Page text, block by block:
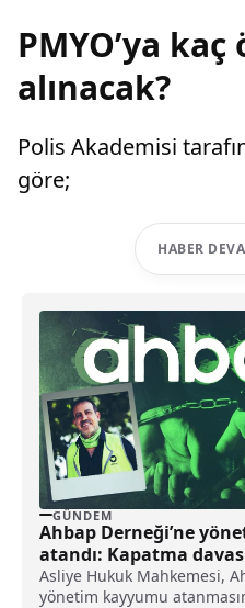
PMYO’ya
alınacak?
Polis Akademisi
göre;
HABER
GÜNDEM
Ahbap Derneği’ne
atandı: Kapatma
Asliye Hukuk Mahkemesi,
yönetim kayyumu